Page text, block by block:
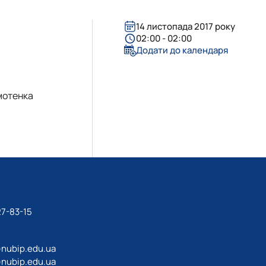
Delivered…
in sustainab…
14 листопада 2017 року
02:00 - 02:00
Додати до календаря
83-15